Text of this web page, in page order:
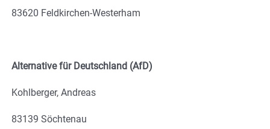
83620 Feldkirchen-Westerham
Alternative für Deutschland (AfD)
Kohlberger, Andreas
83139 Söchtenau